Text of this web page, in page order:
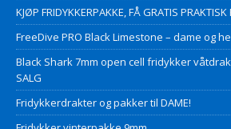
KJØP FRIDYKKERPAKKE, FÅ GRATIS PRAKTISK
FreeDive PRO Black Limestone – dame og
Black Shark 7mm open cell fridykker
SALG
Fridykkerdrakter og pakker til DAME!